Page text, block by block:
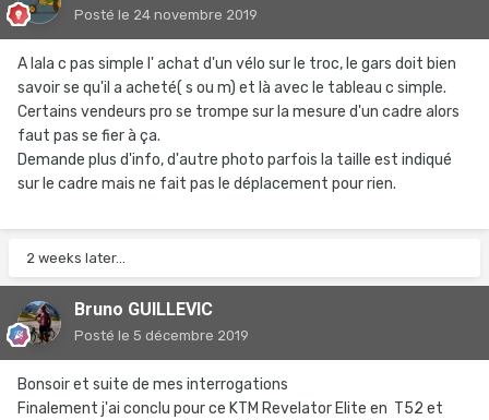
Posté le 24 novembre 2019
A lala c pas simple l' achat d'un vélo sur le troc, le gars doit bien
savoir se qu'il a acheté( s ou m) et là avec le tableau c simple.
Certains vendeurs pro se trompe sur la mesure d'un cadre alors
faut pas se fier à ça.
Demande plus d'info, d'autre photo parfois la taille est indiqué
sur le cadre mais ne fait pas le déplacement pour rien.
2 weeks later...
Bruno GUILLEVIC
Posté le 5 décembre 2019
Bonsoir et suite de mes interrogations
Finalement j'ai conclu pour ce KTM Revelator Elite en T52 et